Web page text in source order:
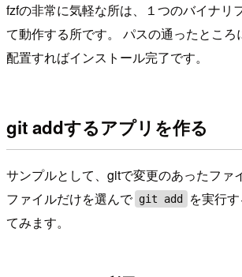
fzfの非常に気軽な所は、１つのバイナリ
て動作する所です。 パスの通ったところ
配置すればインストール完了です。
git addするアプリを作る
サンプルとして、gitで変更のあったファ
ファイルだけを選んで git add
を実行
てみます。